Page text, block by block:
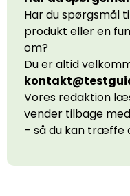
Har du spørgsmål
produkt eller en
om?
Du er altid
Vores redaktion
vender tilbage
– så du kan træffe